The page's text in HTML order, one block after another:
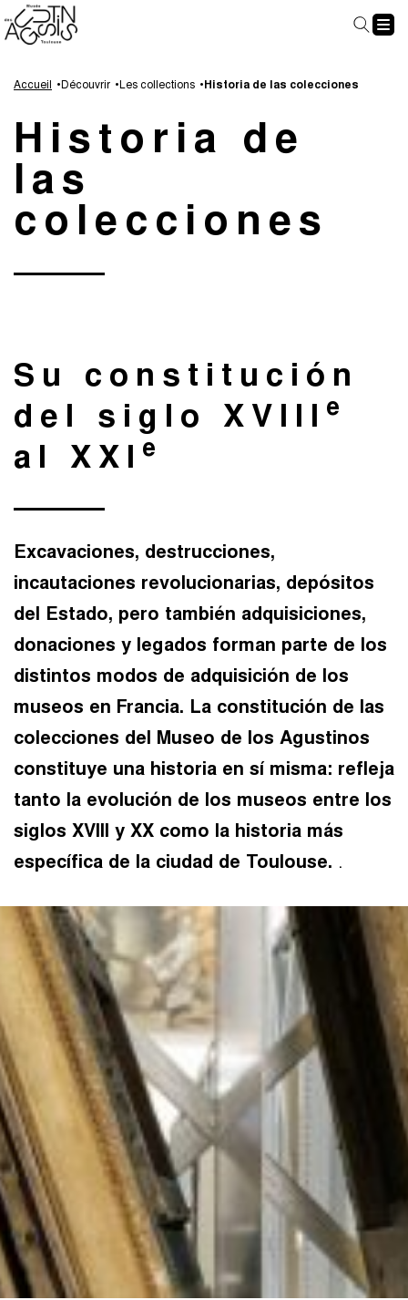
Panel de gestión de cookies
au
principal
à
navigation
à
recherche
au
Accueil Découvrir Les collections Historia de las colecciones
Historia de
las
colecciones
Su constitución
del siglo XVIII e
al XXI e
Excavaciones, destrucciones,
incautaciones revolucionarias, depósitos
del Estado, pero también adquisiciones,
donaciones y legados forman parte de los
distintos modos de adquisición de los
museos en Francia. La constitución de las
colecciones del Museo de los Agustinos
constituye una historia en sí misma: refleja
tanto la evolución de los museos entre los
siglos XVIII y XX como la historia más
específica de la ciudad de Toulouse. .